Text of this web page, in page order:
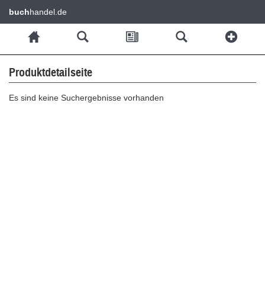
buchhandel.de
Produktdetailseite
Es sind keine Suchergebnisse vorhanden